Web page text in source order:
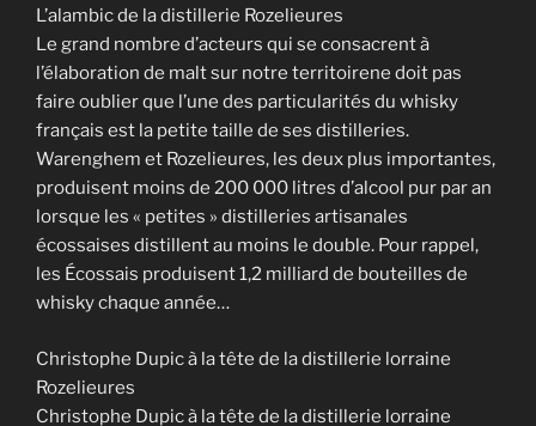
L’alambic de la distillerie Rozelieures
Le grand nombre d’acteurs qui se consacrent à
l’élaboration de malt sur notre territoirene doit pas
faire oublier que l’une des particularités du whisky
français est la petite taille de ses distilleries.
Warenghem et Rozelieures, les deux plus importantes,
produisent moins de 200 000 litres d’alcool pur par an
lorsque les « petites » distilleries artisanales
écossaises distillent au moins le double. Pour rappel,
les Écossais produisent 1,2 milliard de bouteilles de
whisky chaque année…
Christophe Dupic à la tête de la distillerie lorraine
Rozelieures
Christophe Dupic à la tête de la distillerie lorraine